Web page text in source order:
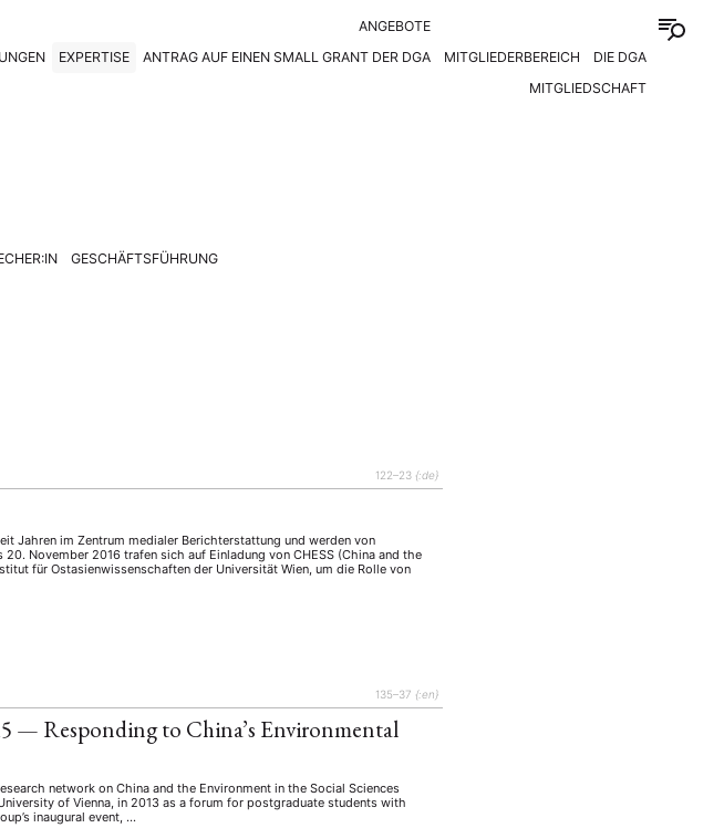
EXPERTISE
ANGEBOTE
ANTRAG AUF EINEN SMALL GRANT DER DGA
MITGLIEDERBEREICH
DIE DGA
MITGLIEDSCHAFT
GESCHÄFTSFÜHRUNG
122–23 {:de}
Jahren im Zentrum medialer Berichterstattung und werden von
November 2016 trafen sich auf Einladung von CHESS (China and the
für Ostasienwissenschaften der Universität Wien, um die Rolle von
135–37 {:en}
— Responding to China’s Environmental
network on China and the Environment in the Social Sciences
of Vienna, in 2013 as a forum for postgraduate students with
inaugural event, …